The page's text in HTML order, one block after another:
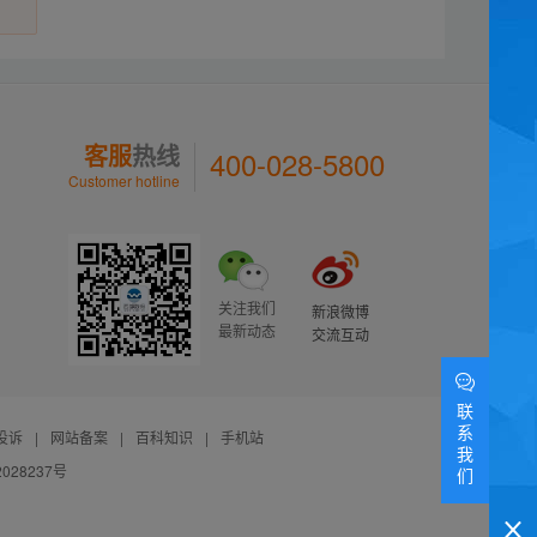
客服热线
Customer hotline 400-028-5800
关注我们
最新动态
新浪微博
交流互动
诉 | 网站备案 | 百科知识 |
手机站
号
联
系
我
们